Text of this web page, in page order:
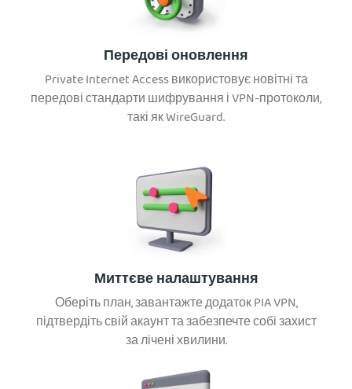
Передові оновлення
Private Internet Access використовує новітні та
передові стандарти шифрування і VPN-протоколи,
такі як WireGuard.
Миттєве налаштування
Оберіть план, завантажте додаток PIA VPN,
підтвердіть свій акаунт та забезпечте собі захист
за лічені хвилини.